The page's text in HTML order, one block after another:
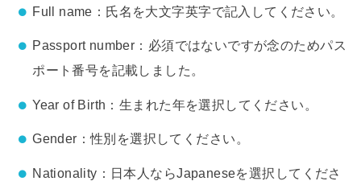
Full name：氏名を大文字英字で記入してください。
Passport number：必須ではないですが念のためパス
ポート番号を記載しました。
Year of Birth：生まれた年を選択してください。
Gender：性別を選択してください。
Nationality：日本人ならJapaneseを選択してくださ